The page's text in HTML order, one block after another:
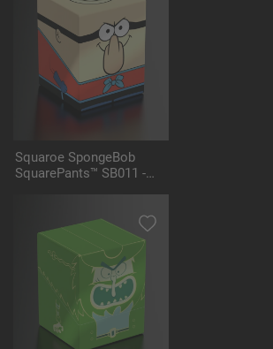
Squaroe SpongeBob
SquarePants™ SB011 -